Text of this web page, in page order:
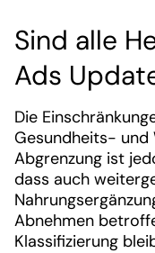
Sind alle
Ads
Die
Gesundheits- und
Abgrenzung ist
dass auch
Abnehmen
Klassifizierung